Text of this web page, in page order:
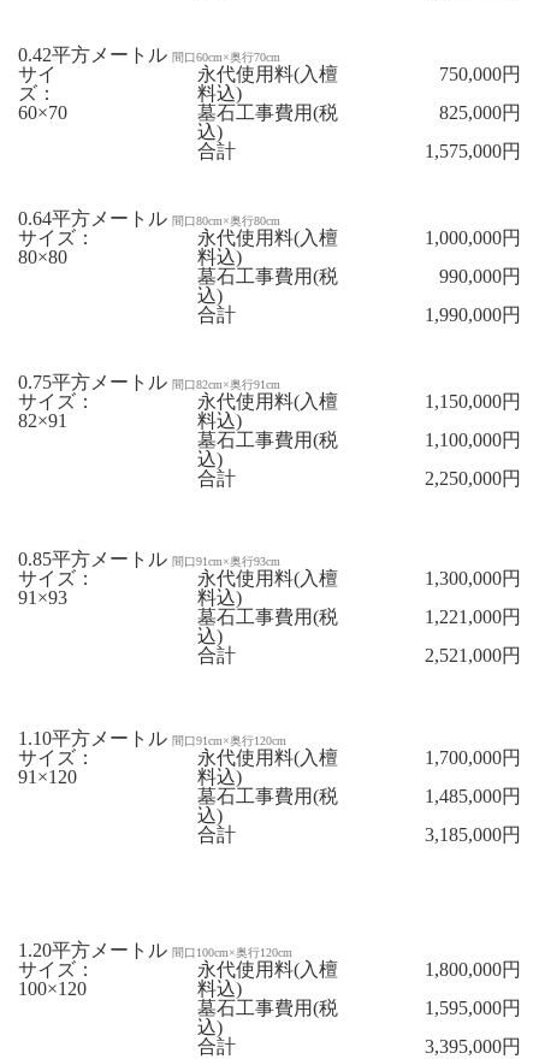
0.42平方メートル 間口60cm×奥行70cm
サイ
ズ：
60×70
永代使用料(入檀
料込)
750,000円
墓石工事費用(税
込)
825,000円
合計
1,575,000円
0.64平方メートル 間口80cm×奥行80cm
サイズ：
80×80
永代使用料(入檀
料込)
1,000,000円
墓石工事費用(税
込)
990,000円
合計
1,990,000円
0.75平方メートル 間口82cm×奥行91cm
サイズ：
82×91
永代使用料(入檀
料込)
1,150,000円
墓石工事費用(税
込)
1,100,000円
合計
2,250,000円
0.85平方メートル 間口91cm×奥行93cm
サイズ：
91×93
永代使用料(入檀
料込)
1,300,000円
墓石工事費用(税
込)
1,221,000円
合計
2,521,000円
1.10平方メートル 間口91cm×奥行120cm
サイズ：
91×120
永代使用料(入檀
料込)
1,700,000円
墓石工事費用(税
込)
1,485,000円
合計
3,185,000円
1.20平方メートル 間口100cm×奥行120cm
サイズ：
100×120
永代使用料(入檀
料込)
1,800,000円
墓石工事費用(税
込)
1,595,000円
合計
3,395,000円